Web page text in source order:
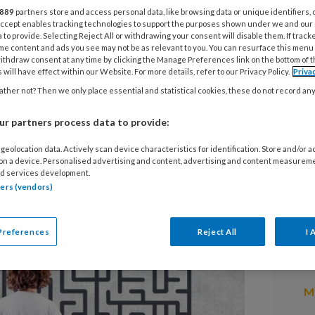
casus rond een functionele
een vermeende chemische
het complexe diagnostische
klachten kunnen
het gevoel onvoldoende
psychische belasting.
889 partners store and access personal data, like browsing data or unique identifiers,
enables tracking technologies to support the purposes shown under we and
to provide. Selecting Reject All or withdrawing your consent will disable them. If
content and ads you see may not be as relevant to you. You can resurface this
consent at any time by clicking the Manage Preferences link on the bottom of
will have effect within our Website. For more details, refer to our Privacy Policy.
not? Then we only place essential and statistical cookies, these do not record
partners process data to provide:
data. Actively scan device characteristics for identification. Store and/or
a device. Personalised advertising and content, advertising and content
services development.
(vendors)
Reject All I